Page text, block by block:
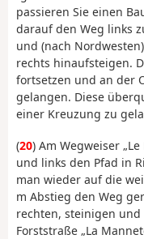
passieren Sie einen
darauf den Weg links
und (nach
rechts hinaufsteigen.
fortsetzen und an der
gelangen. Diese
einer Kreuzung zu
(20) Am Wegweiser
und links den Pfad in
man wieder auf die
m Abstieg den Weg
rechten, steinigen
Forststraße „La